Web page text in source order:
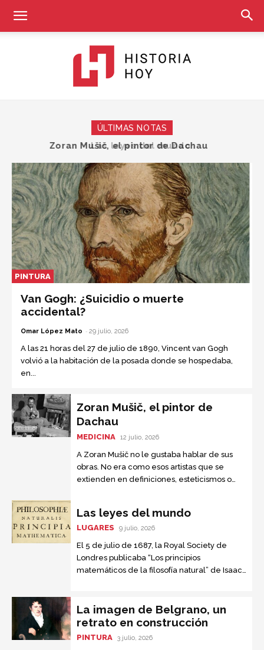
Hoy
ÚLTIMAS NOTAS
Las leyes del mundo
PINTURA
Van Gogh: ¿Suicidio o muerte
accidental?
Omar López Mato - 29 julio, 2026
A las 21 horas del 27 de julio de 1890, Vincent van Gogh
volvió a la habitación de la posada donde se hospedaba,
en...
Zoran Mušič, el pintor de
Dachau
MEDICINA 12 julio, 2026
A Zoran Mušič no le gustaba hablar de sus
obras. No era como esos artistas que se
extienden en definiciones, esteticismos o
Las leyes del mundo
LUGARES 9 julio, 2026
El 5 de julio de 1687, la Royal Society de
Londres publicaba “Los principios
matemáticos de la filosofía natural” de Isaac
científica más importante jamás escrita.
La imagen de Belgrano, un
retrato en construcción
PINTURA 3 julio, 2026